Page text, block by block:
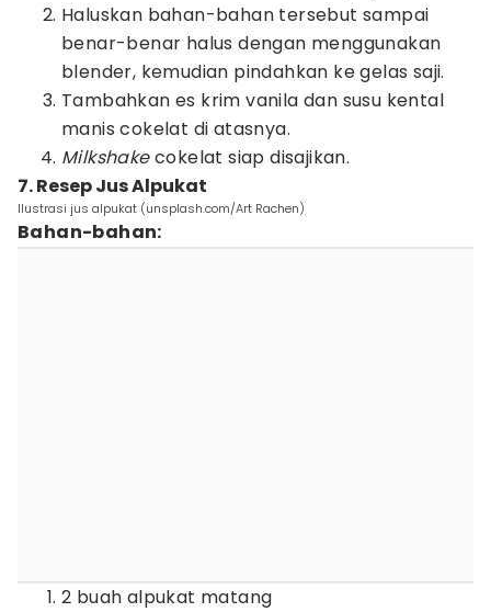
Haluskan bahan-bahan tersebut sampai
benar-benar halus dengan menggunakan
blender, kemudian pindahkan ke gelas saji.
Tambahkan es krim vanila dan susu kental
manis cokelat di atasnya.
Milkshakecokelat siap disajikan.
7. Resep Jus Alpukat
Ilustrasi jus alpukat (unsplash.com/Art Rachen)
Bahan-bahan:
2 buah alpukat matang